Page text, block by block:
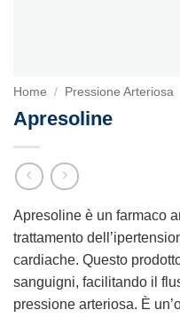
Home / Pressione Arteriosa
Apresoline
Apresoline è un farmaco
trattamento
cardiache. Questo
sanguigni, facilitando il
pressione arteriosa. È